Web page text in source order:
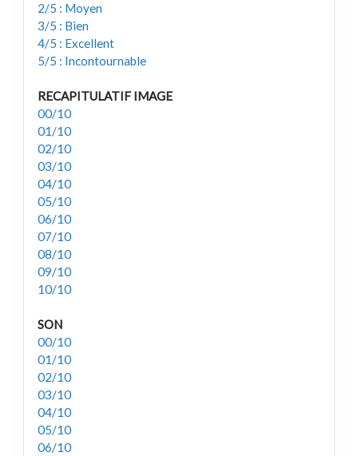
2/5 : Moyen
3/5 : Bien
4/5 : Excellent
5/5 : Incontournable
RECAPITULATIF IMAGE
00/10
01/10
02/10
03/10
04/10
05/10
06/10
07/10
08/10
09/10
10/10
SON
00/10
01/10
02/10
03/10
04/10
05/10
06/10